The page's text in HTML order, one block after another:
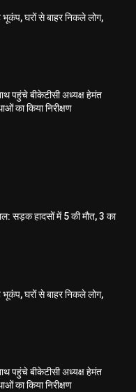
भूकंप, घरों से बाहर निकले लोग,
पहुंचे बीकेटीसी अध्यक्ष हेमंत
का किया निरीक्षण
सड़क हादसों में 5 की मौत, 3 का
भूकंप, घरों से बाहर निकले लोग,
पहुंचे बीकेटीसी अध्यक्ष हेमंत
का किया निरीक्षण